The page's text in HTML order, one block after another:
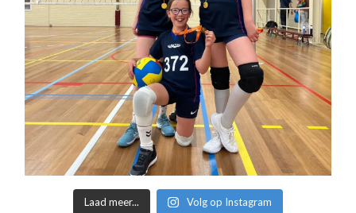
Laad meer... Volg op Instagram